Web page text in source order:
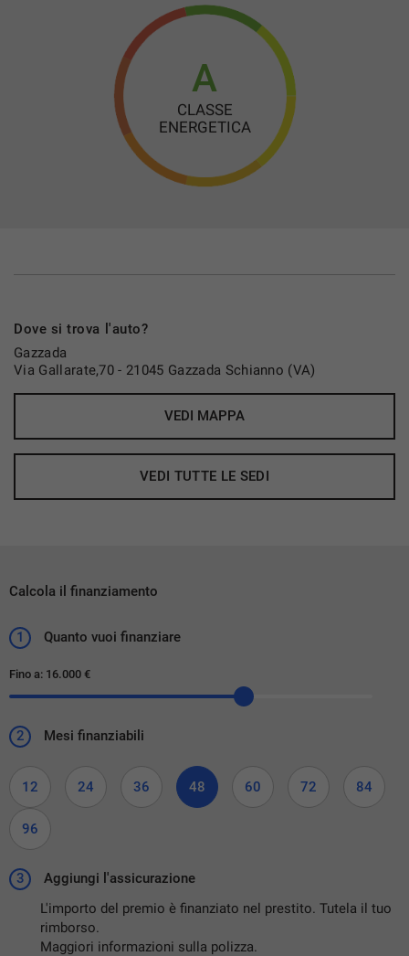
Telecamera per parcheggio assistito
A
CLASSE
ENERGETICA
Dove si trova l'auto?
Gazzada
Via Gallarate,70 - 21045 Gazzada Schianno (VA)
VEDI MAPPA
VEDI TUTTE LE SEDI
Calcola il finanziamento
1 Quanto vuoi finanziare
Fino a: 16.000 €
2 Mesi finanziabili
12 24 36 48 60 72 84
96
3
Aggiungi l'assicurazione
L'importo del premio è finanziato nel prestito. Tutela il tuo
rimborso.
Maggiori informazioni sulla polizza.